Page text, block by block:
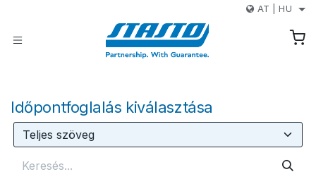
AT |HU
Időpontfoglalás kiválasztása